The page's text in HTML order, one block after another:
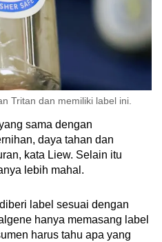
Tritan dan memiliki label ini.
sama dengan
daya tahan dan
kata Liew. Selain itu
lebih mahal.
label sesuai dengan
hanya memasang label
harus tahu apa yang